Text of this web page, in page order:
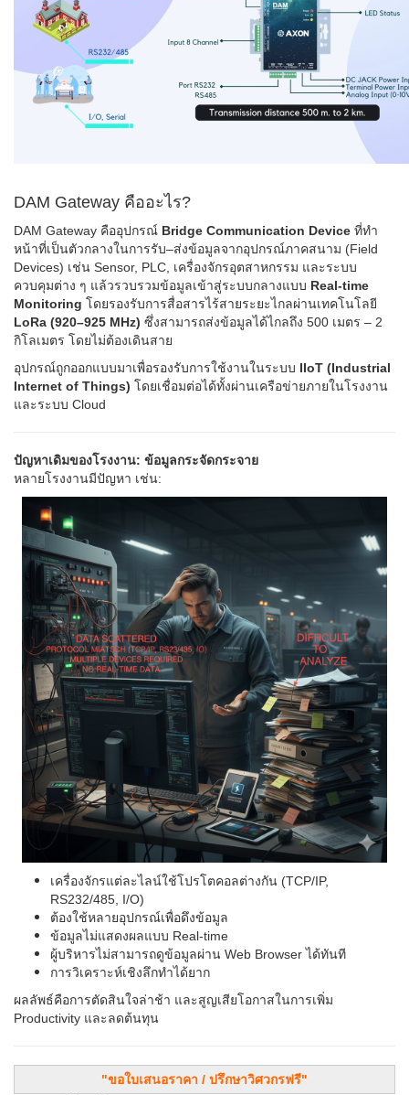
DAM Gateway คืออะไร?
DAM Gateway คืออุปกรณ์ Bridge Communication Device ที่ทำ
หน้าที่เป็นตัวกลางในการรับ–ส่งข้อมูลจากอุปกรณ์ภาคสนาม (Field
Devices) เช่น Sensor, PLC, เครื่องจักรอุตสาหกรรม และระบบ
ควบคุมต่าง ๆ แล้วรวบรวมข้อมูลเข้าสู่ระบบกลางแบบ Real-time
Monitoring โดยรองรับการสื่อสารไร้สายระยะไกลผ่านเทคโนโลยี
LoRa (920–925 MHz) ซึ่งสามารถส่งข้อมูลได้ไกลถึง 500 เมตร – 2
กิโลเมตร โดยไม่ต้องเดินสาย
อุปกรณ์ถูกออกแบบมาเพื่อรองรับการใช้งานในระบบ IIoT (Industrial
Internet of Things) โดยเชื่อมต่อได้ทั้งผ่านเครือข่ายภายในโรงงาน
และระบบ Cloud
ปัญหาเดิมของโรงงาน: ข้อมูลกระจัดกระจาย
หลายโรงงานมีปัญหา เช่น:
เครื่องจักรแต่ละไลน์ใช้โปรโตคอลต่างกัน (TCP/IP,
RS232/485, I/O)
ต้องใช้หลายอุปกรณ์เพื่อดึงข้อมูล
ข้อมูลไม่แสดงผลแบบ Real-time
ผู้บริหารไม่สามารถดูข้อมูลผ่าน Web Browser ได้ทันที
การวิเคราะห์เชิงลึกทำได้ยาก
ผลลัพธ์คือการตัดสินใจล่าช้า และสูญเสียโอกาสในการเพิ่ม
Productivity และลดต้นทุน
"ขอใบเสนอราคา / ปรึกษาวิศวกรฟรี"